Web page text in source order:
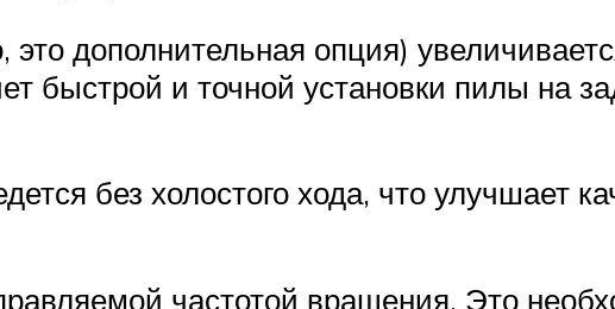
дополнительная опция)
быстрой и точной установки пилы на
без холостого хода, что улучшает
частотой вращения. Это